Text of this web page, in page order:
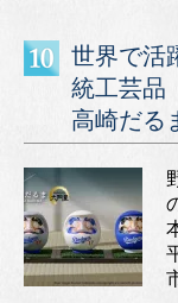
世界で活
統工芸品
高崎だる